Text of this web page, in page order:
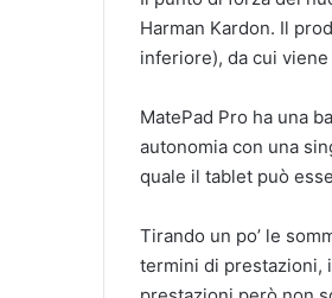
Harman Kardon. Il
inferiore), da cui
MatePad Pro ha una
autonomia con una
quale il tablet può
Tirando un po’ le
termini di prestazioni,